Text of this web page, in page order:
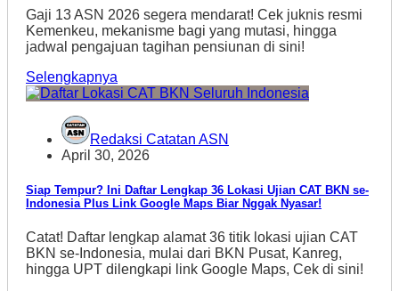
Gaji 13 ASN 2026 segera mendarat! Cek juknis resmi
Kemenkeu, mekanisme bagi yang mutasi, hingga
jadwal pengajuan tagihan pensiunan di sini!
Selengkapnya
Redaksi Catatan ASN
April 30, 2026
Siap Tempur? Ini Daftar Lengkap 36 Lokasi Ujian CAT BKN se-
Indonesia Plus Link Google Maps Biar Nggak Nyasar!
Catat! Daftar lengkap alamat 36 titik lokasi ujian CAT
BKN se-Indonesia, mulai dari BKN Pusat, Kanreg,
hingga UPT dilengkapi link Google Maps, Cek di sini!